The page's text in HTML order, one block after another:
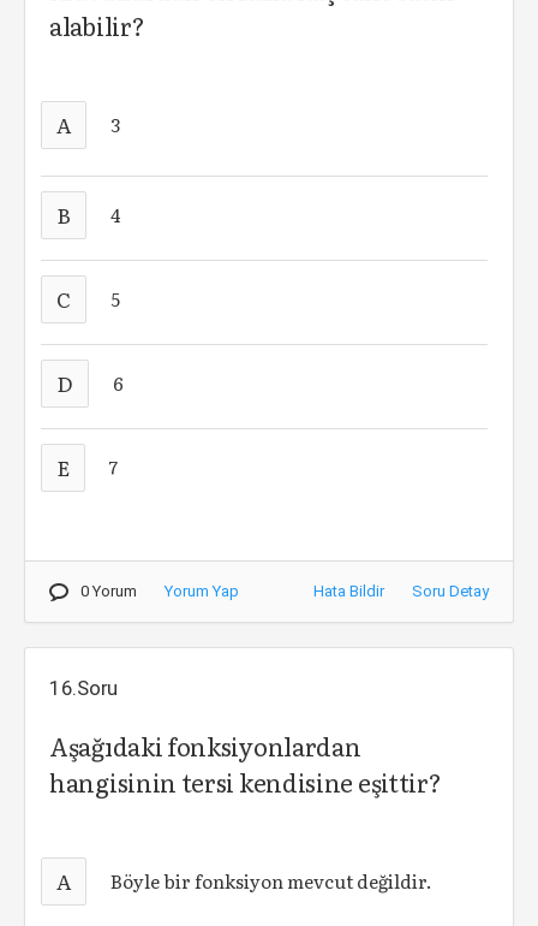
alabilir?
A 3
B 4
C 5
D 6
E 7
0 Yorum Yorum Yap Hata Bildir Soru Detay
16.Soru
Aşağıdaki fonksiyonlardan
hangisinin tersi kendisine eşittir?
A Böyle bir fonksiyon mevcut değildir.